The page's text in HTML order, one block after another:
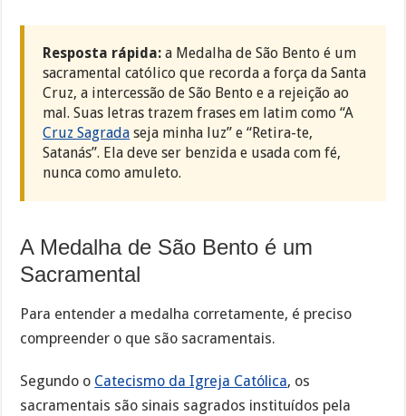
Resposta rápida: a Medalha de São Bento é um
sacramental católico que recorda a força da Santa
Cruz, a intercessão de São Bento e a rejeição ao
mal. Suas letras trazem frases em latim como “A
Cruz Sagrada seja minha luz” e “Retira-te,
Satanás”. Ela deve ser benzida e usada com fé,
nunca como amuleto.
A Medalha de São Bento é um
Sacramental
Para entender a medalha corretamente, é preciso
compreender o que são sacramentais.
Segundo o Catecismo da Igreja Católica, os
sacramentais são sinais sagrados instituídos pela